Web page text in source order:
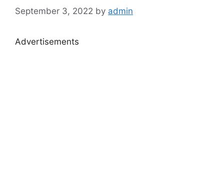
September 3, 2022 by admin
Advertisements